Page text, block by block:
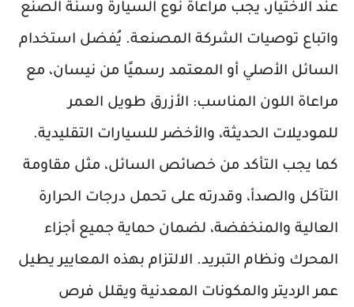
عند الاختيار، يجب مراعاة نوع السيارة وسنة الصنع
واتباع توصيات الشركة المصنعة. يُفضل استخدام
السائل الأصلي أو المعتمد رسميًا من نيسان، مع
مراعاة اللون المناسب: الأزرق طويل العمر
للموديلات الحديثة، والأخضر للسيارات التقليدية.
كما يجب التأكد من خصائص السائل، مثل مقاومة
التآكل والصدأ، وقدرته على تحمل درجات الحرارة
العالية والمنخفضة، لضمان حماية جميع أجزاء
المحرك ونظام التبريد. الالتزام بهذه المعايير يطيل
عمر الرديتر والمكونات المعدنية ويقلل فرص